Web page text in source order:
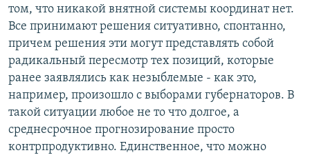
том, что никакой внятной системы координат нет.
Все принимают решения ситуативно, спонтанно,
причем решения эти могут представлять собой
радикальный пересмотр тех позиций, которые
ранее заявлялись как незыблемые - как это,
например, произошло с выборами губернаторов. В
такой ситуации любое не то что долгое, а
среднесрочное прогнозирование просто
контрпродуктивно. Единственное, что можно